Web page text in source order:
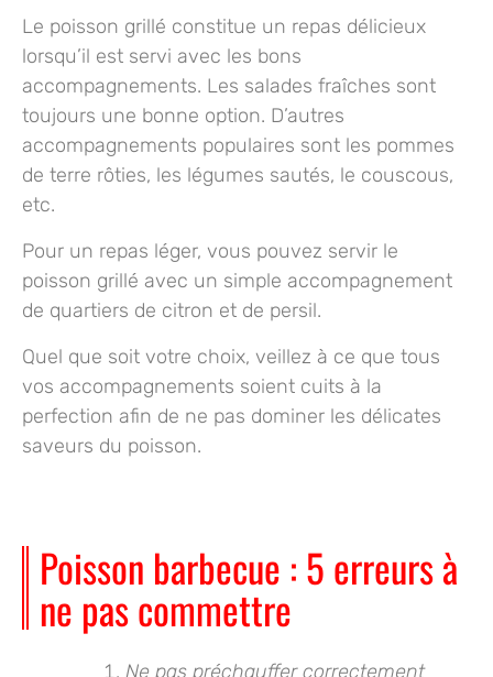
Le poisson grillé constitue un repas délicieux
lorsqu’il est servi avec les bons
accompagnements. Les salades fraîches sont
toujours une bonne option. D’autres
accompagnements populaires sont les pommes
de terre rôties, les légumes sautés, le couscous,
etc.
Pour un repas léger, vous pouvez servir le
poisson grillé avec un simple accompagnement
de quartiers de citron et de persil.
Quel que soit votre choix, veillez à ce que tous
vos accompagnements soient cuits à la
perfection afin de ne pas dominer les délicates
saveurs du poisson.
Poisson barbecue : 5 erreurs à
ne pas commettre
Ne pas préchauffer correctement